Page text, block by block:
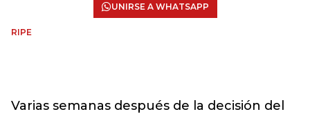
UNIRSE A WHATSAPP
RIPE
Varias semanas después de la decisión del